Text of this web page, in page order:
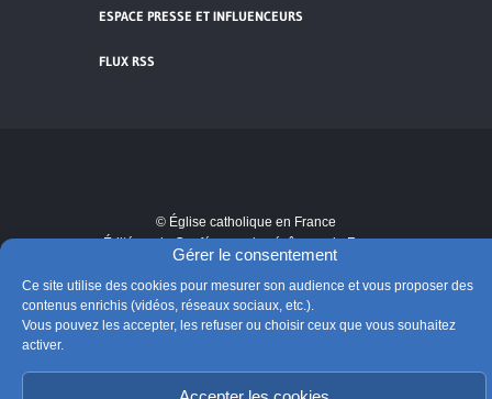
Gérer le consentement
Ce site utilise des cookies pour mesurer son audience et vous proposer des
contenus enrichis (vidéos, réseaux sociaux, etc.).
Vous pouvez les accepter, les refuser ou choisir ceux que vous souhaitez
activer.
ESPACE PRESSE ET INFLUENCEURS
FLUX RSS
contenu.
© Église catholique en France
Édité par la Conférence des évêques de France